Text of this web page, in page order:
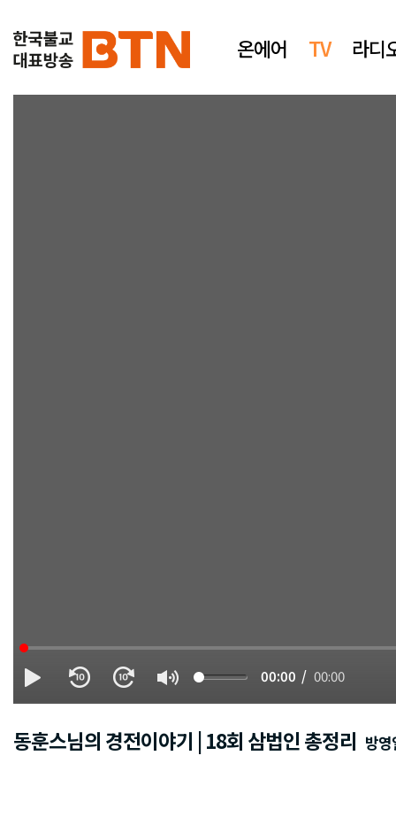
온에어 TV 라디
00:00 41:07
동훈스님의 경전이야기 | 18회 삼법인 총정리 방